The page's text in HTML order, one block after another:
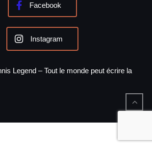
Facebook
Instagram
Legend – Tout le monde peut écrire la